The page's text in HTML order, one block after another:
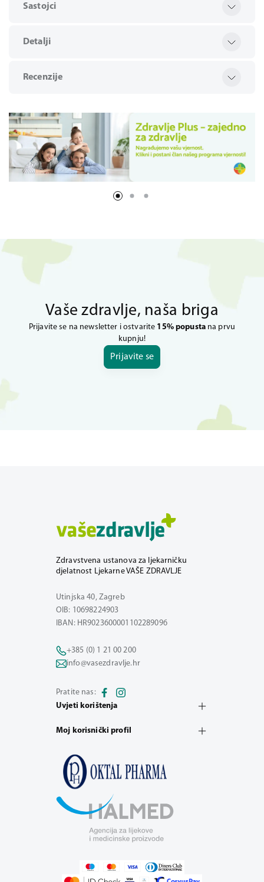
Sastojci
Detalji
Recenzije
Vaše zdravlje, naša briga
Prijavite se na newsletter i ostvarite 15% popustana prvu
kupnju!
Prijavite se
Zdravstvena ustanova za ljekarničku
djelatnost Ljekarne VAŠE ZDRAVLJE
Utinjska 40, Zagreb
OIB: 10698224903
IBAN: HR9023600001102289096
+385 (0) 1 21 00 200
info@vasezdravlje.hr
Pratite nas:
Uvjeti korištenja
Moj korisnički profil